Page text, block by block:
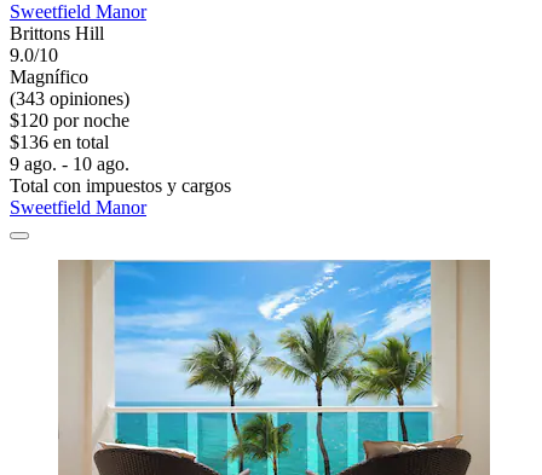
Sweetfield Manor
Brittons Hill
9.0/10
Magnífico
(343 opiniones)
$120 por noche
$136 en total
9 ago. - 10 ago.
Total con impuestos y cargos
Sweetfield Manor